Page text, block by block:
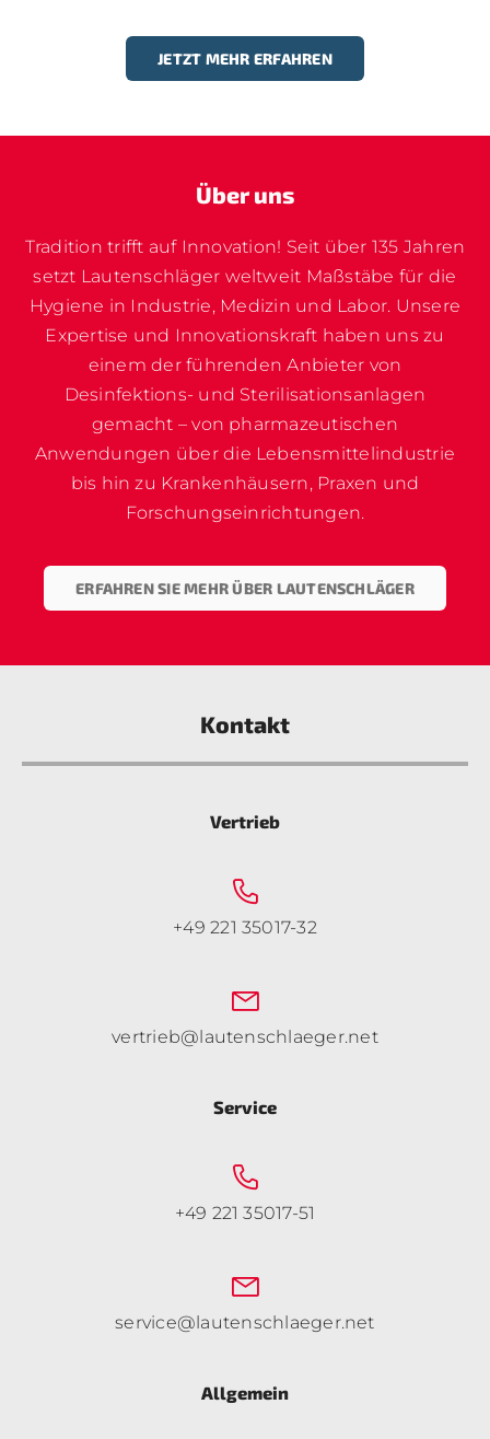
JETZT MEHR ERFAHREN
Über uns
Tradition trifft auf Innovation! Seit über 135 Jahren
setzt Lautenschläger weltweit Maßstäbe für die
Hygiene in Industrie, Medizin und Labor. Unsere
Expertise und Innovationskraft haben uns zu
einem der führenden Anbieter von
Desinfektions- und Sterilisationsanlagen
gemacht – von pharmazeutischen
Anwendungen über die Lebensmittelindustrie
bis hin zu Krankenhäusern, Praxen und
Forschungseinrichtungen.
ERFAHREN SIE MEHR ÜBER LAUTENSCHLÄGER
Kontakt
Vertrieb
+49 221 35017-32
vertrieb@lautenschlaeger.net
Service
+49 221 35017-51
service@lautenschlaeger.net
Allgemein